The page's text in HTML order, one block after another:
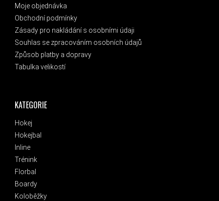
KATEGORIE
Hokej
Hokejbal
Inline
Trénink
Florbal
Boardy
Koloběžky
Moje objednávka
Obchodní podmínky
Zásady pro nakládání s osobními údaji
Souhlas se zpracováním osobních údajů
Způsob platby a dopravy
Tabulka velikostí